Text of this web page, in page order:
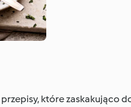
przepisy, które zaskakująco